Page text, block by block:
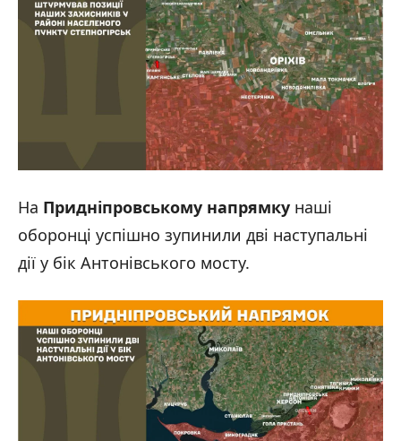
На Придніпровському напрямку наші
оборонці успішно зупинили дві наступальні
дії у бік Антонівського мосту.